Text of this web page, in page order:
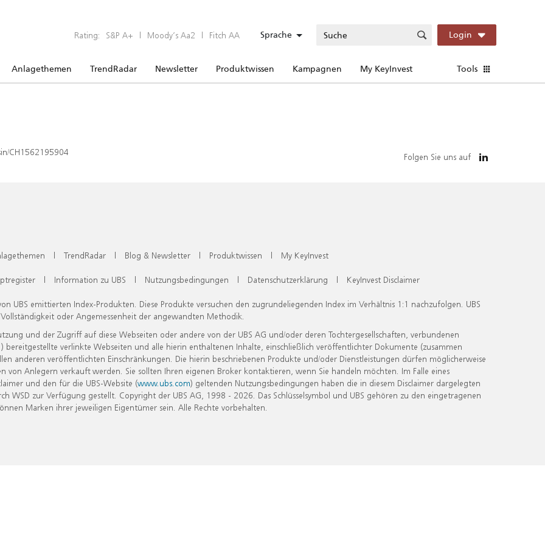
Rating: S&P A+ | Moody’s Aa2 | Fitch AA Sprache Login
Anlagethemen TrendRadar Newsletter Produktwissen Kampagnen My KeyInvest Tools
CH1562195904 Folgen Sie uns auf
| TrendRadar | Blog & Newsletter | Produktwissen | My KeyInvest
| Information zu UBS | Nutzungsbedingungen | Datenschutzerklärung | KeyInvest Disclaimer
UBS emittierten Index-Produkten. Diese Produkte versuchen den zugrundeliegenden Index im Verhältnis 1:1 nachzufolgen. UBS
oder Angemessenheit der angewandten Methodik.
und der Zugriff auf diese Webseiten oder andere von der UBS AG und/oder deren Tochtergesellschaften, verbundenen
verlinkte Webseiten und alle hierin enthaltenen Inhalte, einschließlich veröffentlichter Dokumente (zusammen
anderen veröffentlichten Einschränkungen. Die hierin beschriebenen Produkte und/oder Dienstleistungen dürfen möglicherweise
Anlegern verkauft werden. Sie sollten Ihren eigenen Broker kontaktieren, wenn Sie handeln möchten. Im Falle eines
und den für die UBS-Website (www.ubs.com) geltenden Nutzungsbedingungen haben die in diesem Disclaimer dargelegten
zur Verfügung gestellt. Copyright der UBS AG, 1998 - 2026. Das Schlüsselsymbol und UBS gehören zu den eingetragenen
Marken ihrer jeweiligen Eigentümer sein. Alle Rechte vorbehalten.